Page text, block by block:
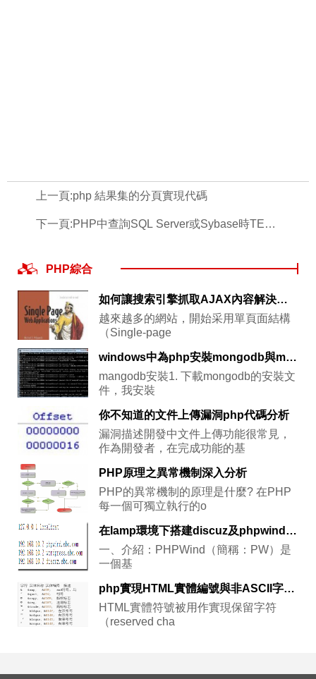
上一頁:php 結果集的分頁實現代碼
下一頁:PHP中查詢SQL Server或Sybase時TEXT字段被截斷的解決方法
PHP綜合
如何讓搜索引擎抓取AJAX內容解決方案
越來越多的網站，開始采用單頁面結構
（Single-page
windows中為php安裝mongodb與memcache
mangodb安裝1. 下載mongodb的安裝文
件，我安裝
你不知道的文件上傳漏洞php代碼分析
漏洞描述開發中文件上傳功能很常見，
作為開發者，在完成功能的基
PHP原理之異常機制深入分析
PHP的異常機制的原理是什麼? 在PHP
每一個可獨立執行的o
在lamp環境下搭建discuz及phpwind論壇（下）：論壇的搭建
一、介紹：PHPWind（簡稱：PW）是
一個基
php實現HTML實體編號與非ASCII字符串相互轉換類實例
HTML實體符號被用作實現保留字符
（reserved cha